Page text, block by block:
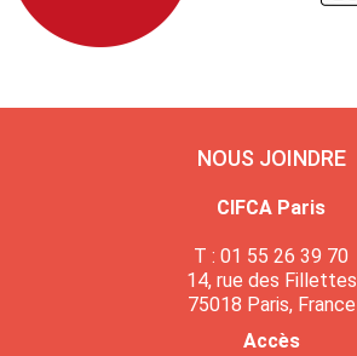
NOUS JOINDRE
CIFCA Paris
T : 01 55 26 39 70
14, rue des Fillettes
75018 Paris, France
Accès